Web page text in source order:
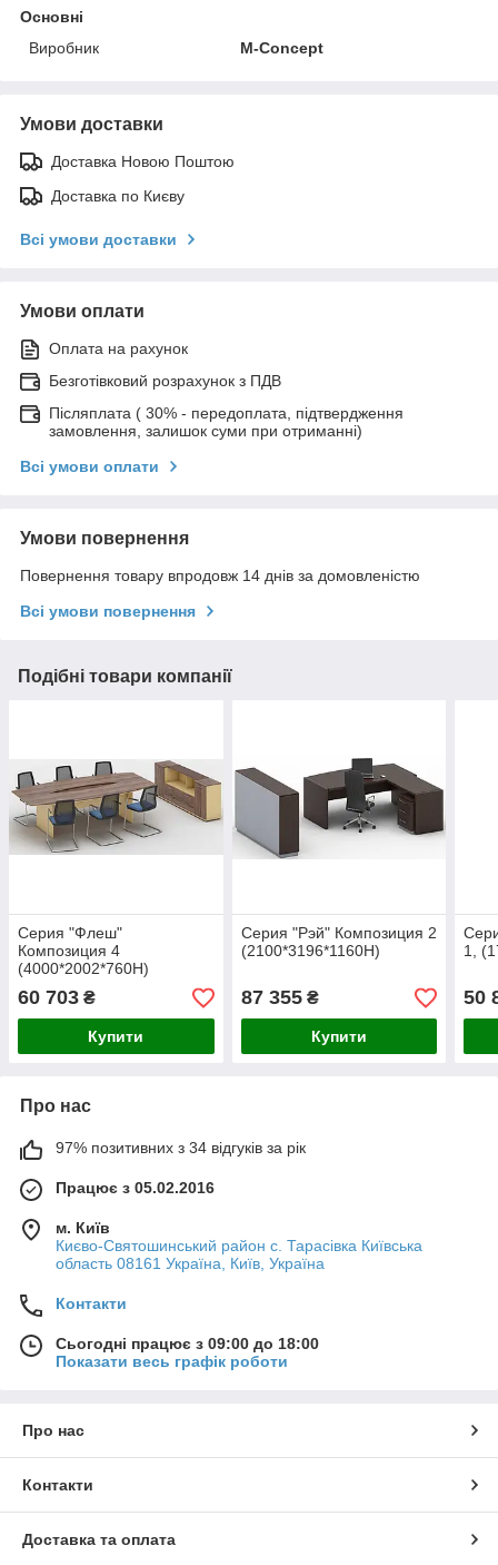
Основні
Виробник
M-Concept
Умови доставки
Доставка Новою Поштою
Доставка по Києву
Всі умови доставки
Умови оплати
Оплата на рахунок
Безготівковий розрахунок з ПДВ
Післяплата ( 30% - передоплата, підтвердження
замовлення, залишок суми при отриманні)
Всі умови оплати
Умови повернення
Повернення товару впродовж 14 днів за домовленістю
Всі умови повернення
Подібні товари компанії
Серия "Флеш"
Композиция 4
(4000*2002*760H)
60 703 ₴
Купити
Серия "Рэй" Композиция 2
(2100*3196*1160H)
87 355₴
Купити
1,
50
Про нас
97% позитивних з 34 відгуків за рік
Працює з 05.02.2016
м. Київ
Києво-Святошинський район с. Тарасівка Київська
область 08161 Україна, Київ, Україна
Контакти
Сьогодні працює з 09:00 до 18:00
Показати весь графік роботи
Про нас
Контакти
Доставка та оплата